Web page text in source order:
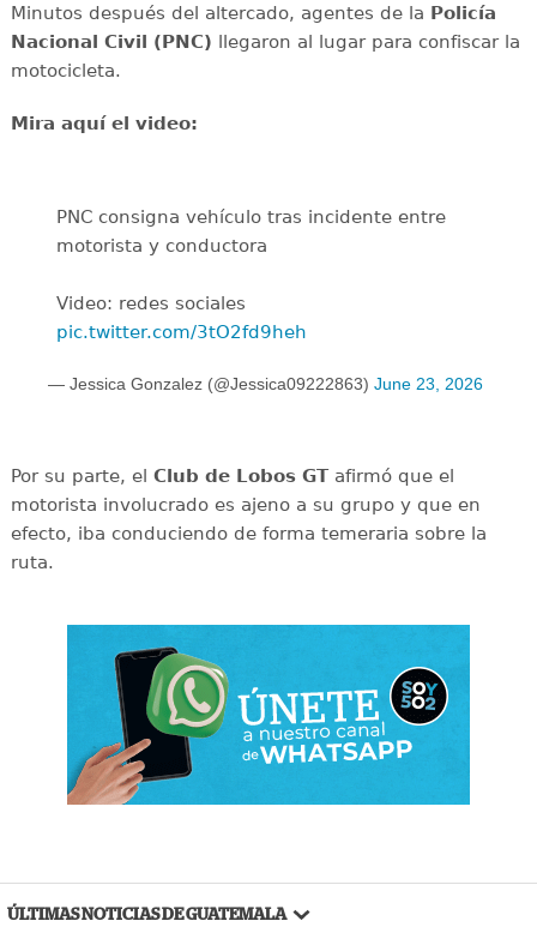
Minutos después del altercado, agentes de la Policía
Nacional Civil (PNC) llegaron al lugar para confiscar la
motocicleta.
Mira aquí el video:
PNC consigna vehículo tras incidente entre
motorista y conductora
Video: redes sociales
pic.twitter.com/3tO2fd9heh
— Jessica Gonzalez (@Jessica09222863) June 23, 2026
Por su parte, el Club de Lobos GTafirmó que el
motorista involucrado es ajeno a su grupo y que en
efecto, iba conduciendo de forma temeraria sobre la
ruta.
ÚLTIMAS NOTICIAS DE GUATEMALA